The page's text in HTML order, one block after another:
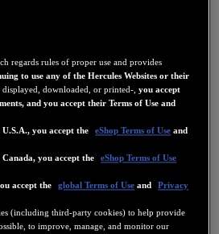
regards rules of proper use and provides
to use any of the Hercules Websites or their
displayed, downloaded, or printed-,you accept
and you accept their Terms of Use and
you accept the
eShop Terms of Use and
you accept the
eShop Terms of Use
accept the
global Terms of Use and
Privacy
(including third-party cookies) to help provide
to improve, manage, and monitor our